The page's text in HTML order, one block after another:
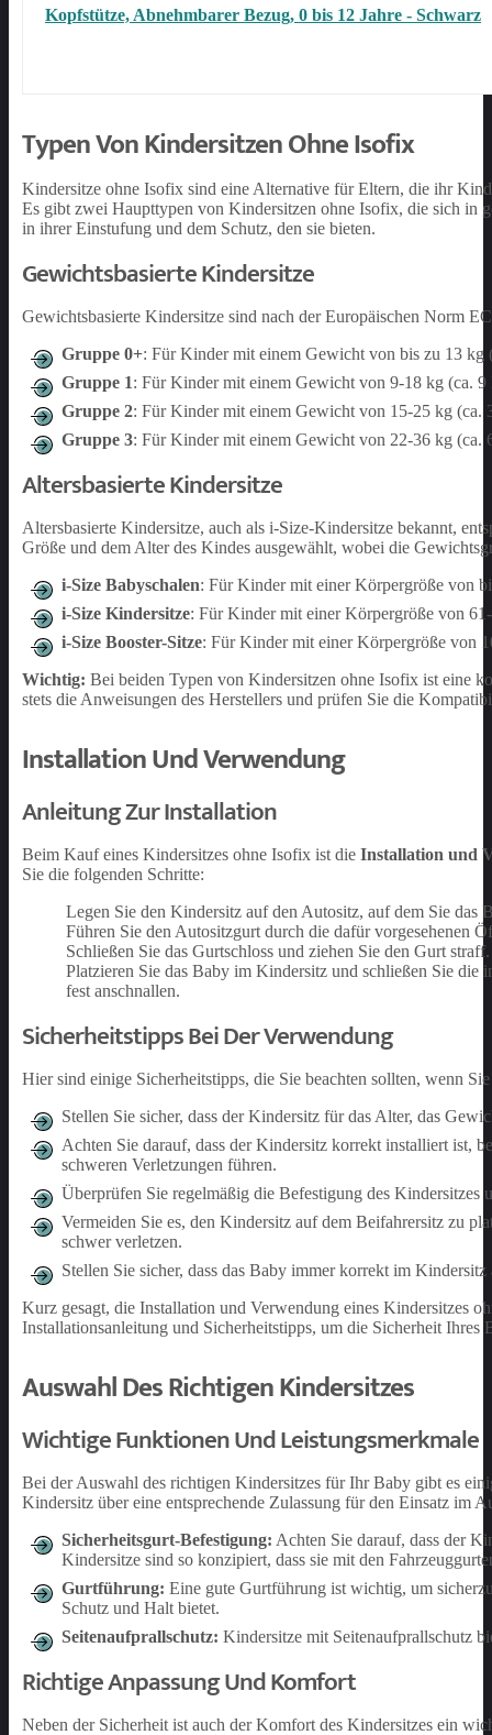
Kopfstütze, Abnehmbarer Bezug, 0 bis 12 Jahre - Schwarz
Typen Von Kindersitzen Ohne Isofix
Kindersitze ohne Isofix sind eine Alternative für Eltern, die ihr
Es gibt zwei Haupttypen von Kindersitzen ohne Isofix, die sich in
in ihrer Einstufung und dem Schutz, den sie bieten.
Gewichtsbasierte Kindersitze
Gewichtsbasierte Kindersitze sind nach der Europäischen Norm
Gruppe 0+: Für Kinder mit einem Gewicht von bis zu 13 kg
Gruppe 1: Für Kinder mit einem Gewicht von 9-18 kg (ca. 9
Gruppe 2: Für Kinder mit einem Gewicht von 15-25 kg (ca.
Gruppe 3: Für Kinder mit einem Gewicht von 22-36 kg (ca.
Altersbasierte Kindersitze
Altersbasierte Kindersitze, auch als i-Size-Kindersitze bekannt,
Größe und dem Alter des Kindes ausgewählt, wobei die
i-Size Babyschalen: Für Kinder mit einer Körpergröße von
i-Size Kindersitze: Für Kinder mit einer Körpergröße von
i-Size Booster-Sitze: Für Kinder mit einer Körpergröße von
Wichtig: Bei beiden Typen von Kindersitzen ohne Isofix ist eine
stets die Anweisungen des Herstellers und prüfen Sie die
Installation Und Verwendung
Anleitung Zur Installation
Beim Kauf eines Kindersitzes ohne Isofix ist die Installation und
Sie die folgenden Schritte:
Legen Sie den Kindersitz auf den Autositz, auf dem Sie das
Führen Sie den Autositzgurt durch die dafür vorgesehenen
Schließen Sie das Gurtschloss und ziehen Sie den Gurt
Platzieren Sie das Baby im Kindersitz und schließen Sie die
fest anschnallen.
Sicherheitstipps Bei Der Verwendung
Hier sind einige Sicherheitstipps, die Sie beachten sollten, wenn
Stellen Sie sicher, dass der Kindersitz für das Alter, das
Achten Sie darauf, dass der Kindersitz korrekt installiert ist,
schweren Verletzungen führen.
Überprüfen Sie regelmäßig die Befestigung des Kindersitzes
Vermeiden Sie es, den Kindersitz auf dem Beifahrersitz zu
schwer verletzen.
Stellen Sie sicher, dass das Baby immer korrekt im
Kurz gesagt, die Installation und Verwendung eines Kindersitzes
Installationsanleitung und Sicherheitstipps, um die Sicherheit Ihres
Auswahl Des Richtigen Kindersitzes
Wichtige Funktionen Und Leistungsmerkmale
Bei der Auswahl des richtigen Kindersitzes für Ihr Baby gibt es
Kindersitz über eine entsprechende Zulassung für den Einsatz
Sicherheitsgurt-Befestigung: Achten Sie darauf, dass der
Kindersitze sind so konzipiert, dass sie mit den
Gurtführung: Eine gute Gurtführung ist wichtig, um
Schutz und Halt bietet.
Seitenaufprallschutz: Kindersitze mit Seitenaufprallschutz
Richtige Anpassung Und Komfort
Neben der Sicherheit ist auch der Komfort des Kindersitzes ein